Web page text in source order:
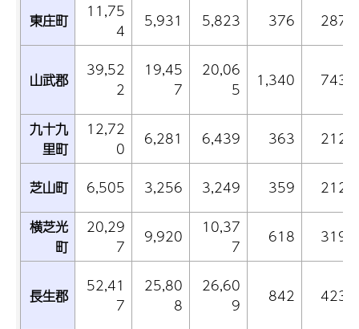
東庄町
11,75
4
5,931 5,823 376 287
山武郡
39,52
2
19,45
7
20,06
5
1,340 743
九十九
里町
12,72
0
6,281 6,439 363 212
芝山町 6,505 3,256 3,249 359
212
横芝光
町
20,29
7
9,920
10,37
7
618 319
長生郡
52,41
7
25,80
8
26,60
9
842 423